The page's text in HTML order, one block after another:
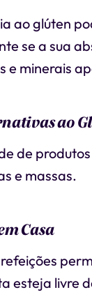
ao glúten
se a sua
e minerais
ao
de
e massas.
Casa
esteja livre